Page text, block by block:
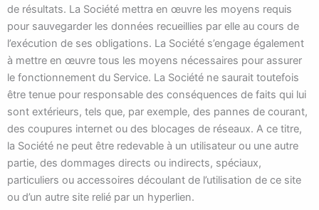
de résultats. La Société mettra en œuvre les moyens requis
pour sauvegarder les données recueillies par elle au cours de
l’exécution de ses obligations. La Société s’engage également
à mettre en œuvre tous les moyens nécessaires pour assurer
le fonctionnement du Service. La Société ne saurait toutefois
être tenue pour responsable des conséquences de faits qui lui
sont extérieurs, tels que, par exemple, des pannes de courant,
des coupures internet ou des blocages de réseaux. A ce titre,
la Société ne peut être redevable à un utilisateur ou une autre
partie, des dommages directs ou indirects, spéciaux,
particuliers ou accessoires découlant de l’utilisation de ce site
ou d’un autre site relié par un hyperlien.